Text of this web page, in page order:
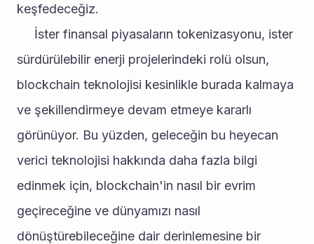
keşfedeceğiz.
sürdürülebilir enerji projelerindeki rolü olsun,
blockchain teknolojisi kesinlikle burada kalmaya
ve şekillendirmeye devam etmeye kararlı
görünüyor. Bu yüzden, geleceğin bu heyecan
verici teknolojisi hakkında daha fazla bilgi
edinmek için, blockchain'in nasıl bir evrim
geçireceğine ve dünyamızı nasıl
dönüştürebileceğine dair derinlemesine bir